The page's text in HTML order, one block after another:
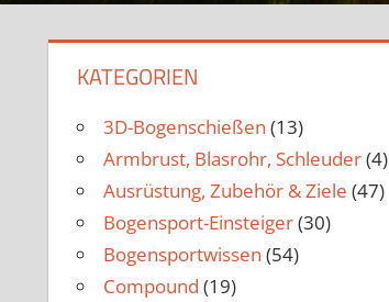
KATEGORIEN
3D-Bogenschießen (13)
Armbrust, Blasrohr, Schleuder(4)
Ausrüstung, Zubehör & Ziele (47)
Bogensport-Einsteiger(30)
Bogensportwissen (54)
Compound (19)